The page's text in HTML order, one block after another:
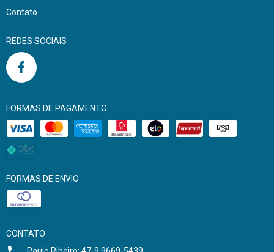
Contato
REDES SOCIAIS
FORMAS DE PAGAMENTO
FORMAS DE ENVIO
CONTATO